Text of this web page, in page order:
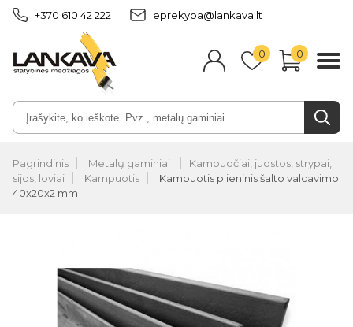
+370 610 42 222 eprekyba@lankava.lt
0 0
Pagrindinis Metalų gaminiai
Kampuočiai, juostos, strypai,
sijos, loviai
Kampuotis
Kampuotis plieninis šalto valcavimo
40x20x2 mm